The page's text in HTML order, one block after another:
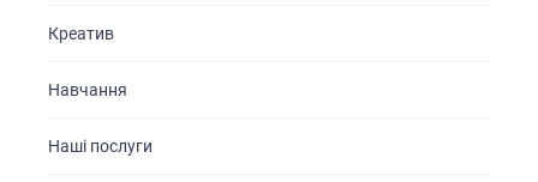
Креатив
Навчання
Наші послуги